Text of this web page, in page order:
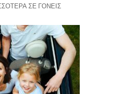
ΣΕ ΓΟΝΕΊΣ